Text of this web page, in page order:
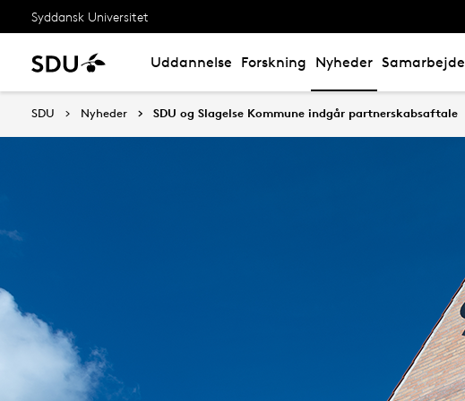
Syddansk Universitet
Uddannelse Forskning Nyheder Samarbejde
SDU Nyheder SDU og Slagelse Kommune indgår partnerskabsaftale